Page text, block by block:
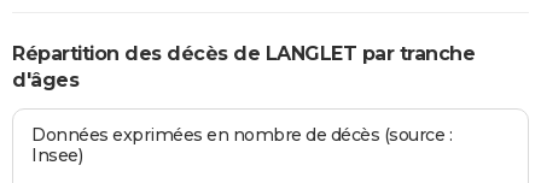
Répartition des décès de LANGLET par tranche
d'âges
Données exprimées en nombre de décès (source :
Insee)